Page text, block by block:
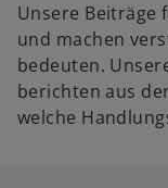
Unsere Beiträge
und machen
bedeuten.
berichten aus
welche